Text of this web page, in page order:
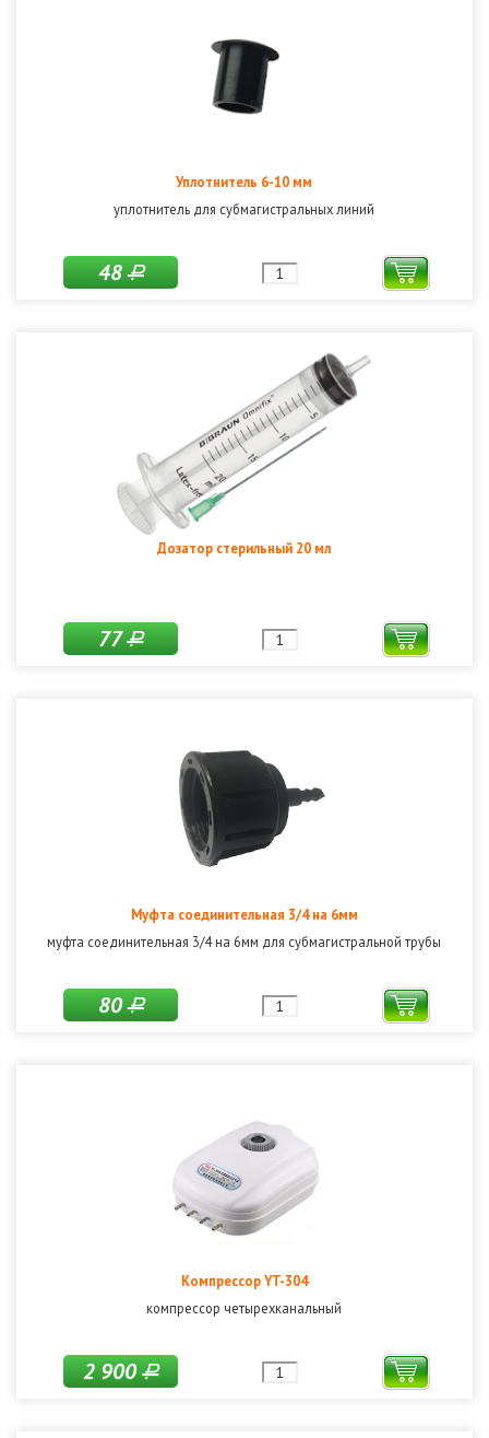
Уплотнитель 6-10 мм
уплотнитель для субмагистральных линий
48Р
Дозатор стерильный 20 мл
77Р
Муфта соединительная 3/4 на 6мм
муфта соединительная 3/4 на 6мм для субмагистральной трубы
80Р
Компрессор YT-304
компрессор четырехканальный
2 900Р